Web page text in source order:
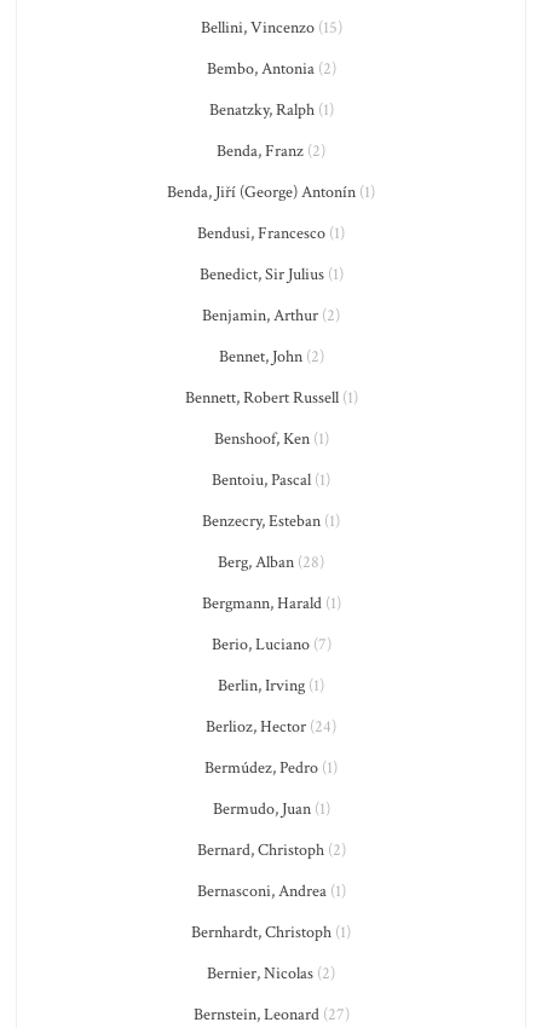
Bellini, Vincenzo(15)
Bembo, Antonia(2)
Benatzky, Ralph(1)
Benda, Franz (2)
Benda, Jiří (George) Antonín (1)
Bendusi, Francesco (1)
Benedict, Sir Julius(1)
Benjamin, Arthur (2)
Bennet, John(2)
Bennett, Robert Russell(1)
Benshoof, Ken(1)
Bentoiu, Pascal (1)
Benzecry, Esteban (1)
Berg, Alban (28)
Bergmann, Harald(1)
Berio, Luciano(7)
Berlin, Irving (1)
Berlioz, Hector (24)
Bermúdez, Pedro (1)
Bermudo, Juan(1)
Bernard, Christoph(2)
Bernasconi, Andrea(1)
Bernhardt, Christoph (1)
Bernier, Nicolas (2)
Bernstein, Leonard(27)